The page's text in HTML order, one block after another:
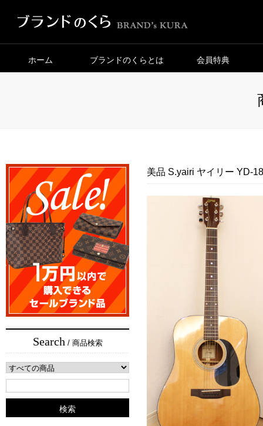
ホーム ブランドのくらとは 会員特典
Search/ 商品検索
美品 S.yairi ヤイリー YD-